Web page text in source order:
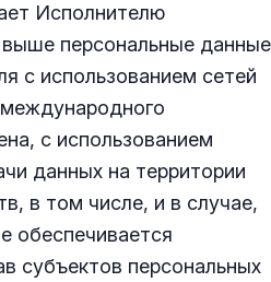
Исполнителю
выше персональные данные
с использованием сетей
с использованием
данных на территории
, в том числе, и в случае,
обеспечивается
субъектов персональных